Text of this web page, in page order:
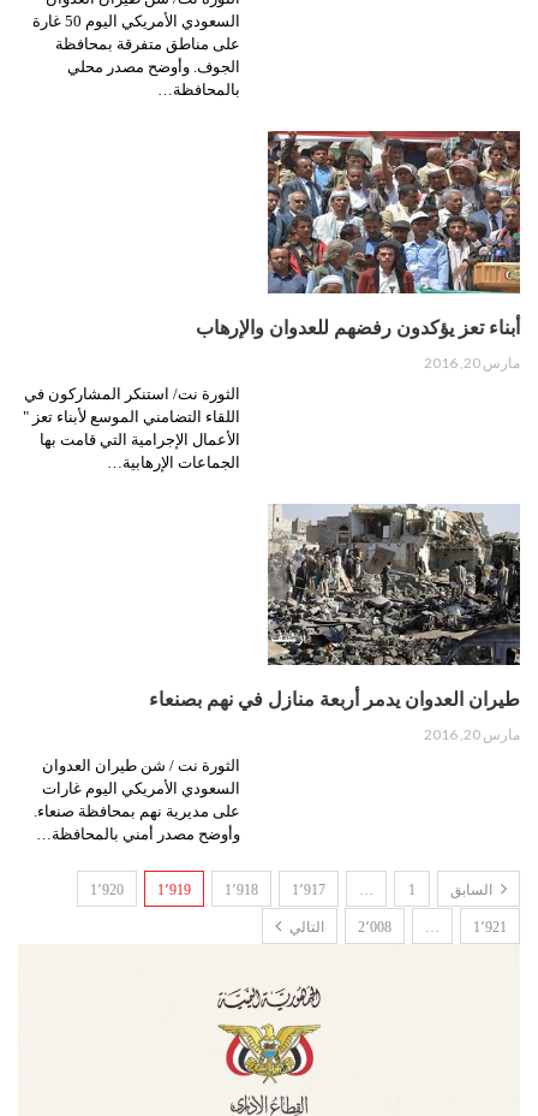
السعودي الأمريكي اليوم 50 غارة
على مناطق متفرقة بمحافظة
الجوف. وأوضح مصدر محلي
بالمحافظة…
أبناء تعز يؤكدون رفضهم للعدوان والإرهاب
مارس 20, 2016
الثورة نت/ استنكر المشاركون في
اللقاء التضامني الموسع لأبناء تعز "
الأعمال الإجرامية التي قامت بها
الجماعات الإرهابية…
طيران العدوان يدمر أربعة منازل في نهم بصنعاء
مارس 20, 2016
الثورة نت / شن طيران العدوان
السعودي الأمريكي اليوم غارات
على مديرية نهم بمحافظة صنعاء.
وأوضح مصدر أمني بالمحافظة…
السابق 1
… 1٬917 1٬918 1٬919 1٬920
1٬921 … 2٬008 التالي